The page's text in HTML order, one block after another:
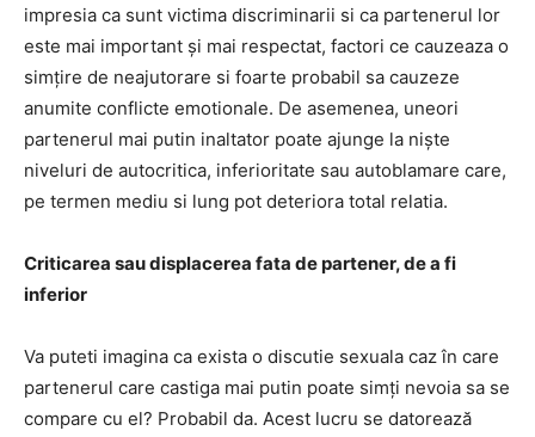
impresia ca sunt victima discriminarii si ca partenerul lor
este mai important și mai respectat, factori ce cauzeaza o
simțire de neajutorare si foarte probabil sa cauzeze
anumite conflicte emotionale. De asemenea, uneori
partenerul mai putin inaltator poate ajunge la niște
niveluri de autocritica, inferioritate sau autoblamare care,
pe termen mediu si lung pot deteriora total relatia.
Criticarea sau displacerea fata de partener, de a fi
inferior
Va puteti imagina ca exista o discutie sexuala caz în care
partenerul care castiga mai putin poate simți nevoia sa se
compare cu el? Probabil da. Acest lucru se datorează